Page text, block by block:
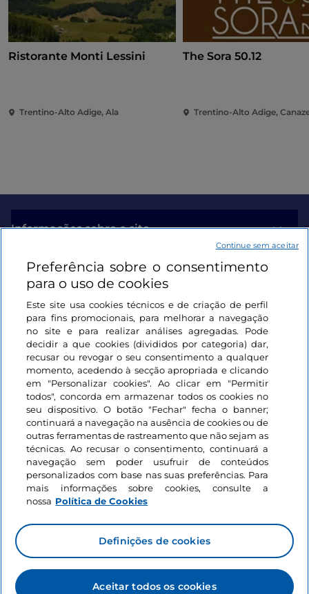
Ristorante Monti Lessini
Trentino-Alto Adige, Ala
The Sora 50.12
Trentino-Alto Adige,
Informações sobre o site
Ligações úteis
Iniciar sessão
Mantenha-se em contacto
Preferência sobre o consentimento
para o uso de cookies
Este site usa cookies técnicos e de criação de perfil
para fins promocionais, para melhorar a navegação
no site e para realizar análises agregadas. Pode
decidir a que cookies (divididos por categoria) dar,
recusar ou revogar o seu consentimento a qualquer
momento, acedendo à secção apropriada e clicando
em "Personalizar cookies". Ao clicar em "Permitir
todos", concorda em armazenar todos os cookies no
seu dispositivo. O botão "Fechar" fecha o banner;
continuará a navegação na ausência de cookies ou de
outras ferramentas de rastreamento que não sejam as
técnicas. Ao recusar o consentimento, continuará a
navegação sem poder usufruir de conteúdos
personalizados com base nas suas preferências. Para
mais informações sobre cookies, consulte a
nossa Política de Cookies
Definições de cookies
Aceitar todos os cookies
Continue sem aceitar